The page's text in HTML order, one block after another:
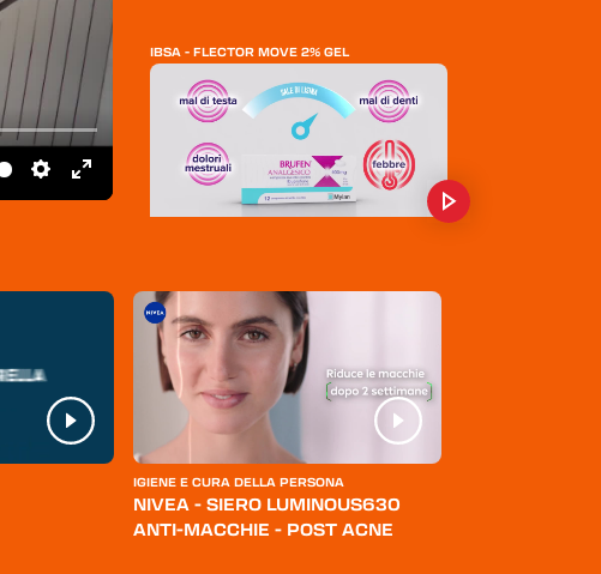
IBSA - FLECTOR MOVE 2% GEL
HALEON - VOLTADEXI
IGIENE E CURA DELLA PERSONA
NIVEA - SIERO LUMINOUS630
ANTI-MACCHIE - POST ACNE